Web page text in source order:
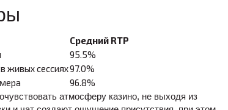
Средний RTP
95.5%
живых сессиях97.0%
96.8%
атмосферу казино, не выходя из